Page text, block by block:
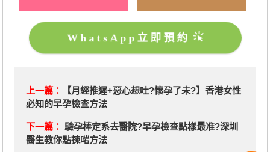
WhatsApp立即預約
上一篇：
【月經推遲+惡心想吐?懷孕了未?】香港女性
必知的早孕檢查方法
下一篇： 驗孕棒定系去醫院?早孕檢查點樣最准?深圳
醫生教你點揀啱方法